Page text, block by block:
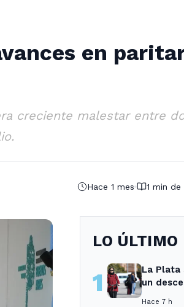
en
creciente malestar entre
Hace 1 mes 1 min
LO ÚLTIMO
1
La Plata
un
Hace 7 h